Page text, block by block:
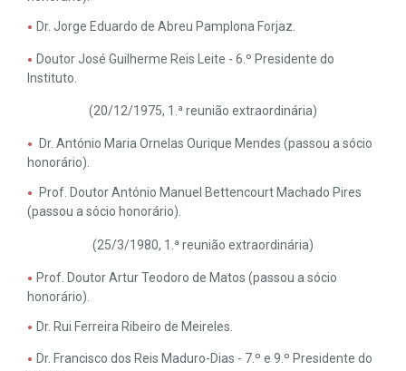
Dr. Jorge Eduardo de Abreu Pamplona Forjaz.
Doutor José Guilherme Reis Leite - 6.º Presidente do
Instituto.
(20/12/1975, 1.ª reunião extraordinária)
Dr. António Maria Ornelas Ourique Mendes (passou a sócio
honorário).
Prof. Doutor António Manuel Bettencourt Machado Pires
(passou a sócio honorário).
(25/3/1980, 1.ª reunião extraordinária)
Prof. Doutor Artur Teodoro de Matos (passou a sócio
honorário).
Dr. Rui Ferreira Ribeiro de Meireles.
Dr. Francisco dos Reis Maduro-Dias - 7.º e 9.º Presidente do